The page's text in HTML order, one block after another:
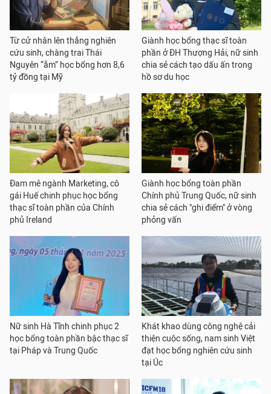
Từ cử nhân lên thẳng nghiên
cứu sinh, chàng trai Thái
Nguyên “ẵm” học bổng hơn 8,6
tỷ đồng tại Mỹ
Giành học bổng thạc sĩ toàn
phần ở ĐH Thượng Hải, nữ sinh
chia sẻ cách tạo dấu ấn trong
hồ sơ du học
Đam mê ngành Marketing, cô
gái Huế chinh phục học bổng
thạc sĩ toàn phần của Chính
phủ Ireland
Giành học bổng toàn phần
Chính phủ Trung Quốc, nữ sinh
chia sẻ cách "ghi điểm" ở vòng
phỏng vấn
Nữ sinh Hà Tĩnh chinh phục 2
học bổng toàn phần bậc thạc sĩ
tại Pháp và Trung Quốc
Khát khao dùng công nghệ cải
thiện cuộc sống, nam sinh Việt
đạt học bổng nghiên cứu sinh
tại Úc